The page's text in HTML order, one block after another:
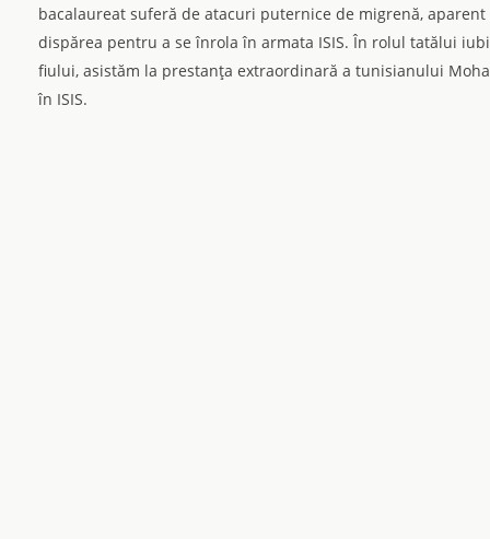
bacalaureat suferă de atacuri puternice de migrenă,
dispărea pentru a se înrola în armata ISIS. În rolul tatălui
fiului, asistăm la prestanţa extraordinară a tunisianului
în ISIS.